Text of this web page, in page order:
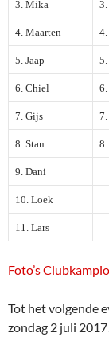
3. Mika
4. Maarten
5. Jaap
6. Chiel 6.
7. Gijs
8. Stan 8.
9. Dani
10. Loek
11. Lars
Foto’s
Tot het volgende
zondag 2 juli